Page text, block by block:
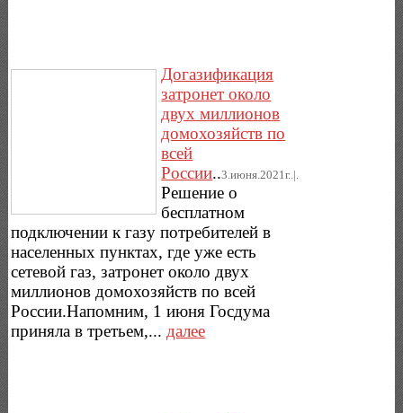
Догазификация
затронет около
двух миллионов
домохозяйств по
всей
России..3.июня.2021г..|.
Решение о
бесплатном
подключении к газу потребителей в
населенных пунктах, где уже есть
сетевой газ, затронет около двух
миллионов домохозяйств по всей
России.Напомним, 1 июня Госдума
приняла в третьем,...далее